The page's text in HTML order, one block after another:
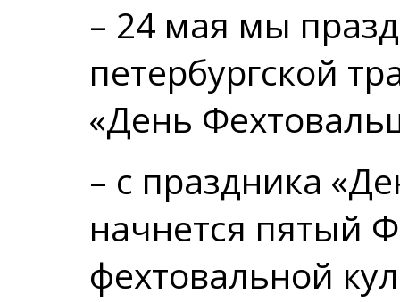
– 24 мая мы
петербургской
«День
– с праздника
начнется пятый
фехтовальной